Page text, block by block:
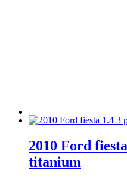
2010 Ford
titanium